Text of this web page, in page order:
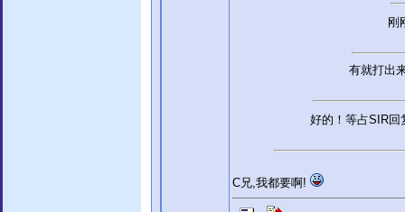
刚
有就打出
好的！等占SIR
C兄,我都要啊!